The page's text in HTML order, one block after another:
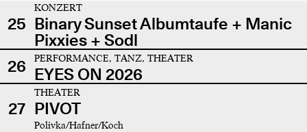
25
KONZERT
Binary Sunset Albumtaufe + Manic
Pixxies + Sodl
26
PERFORMANCE, TANZ, THEATER
EYES ON 2026
27
THEATER
PIVOT
Polivka/Hafner/Koch